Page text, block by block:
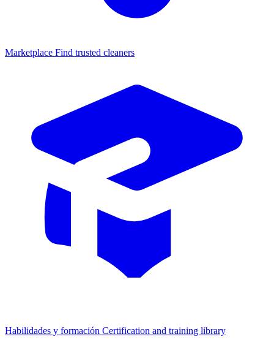
Marketplace Find trusted cleaners
Habilidades y formación Certification and training library